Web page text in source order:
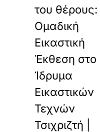
του θέρους:
Ομαδική
Εικαστική
Έκθεση στο
Ίδρυμα
Εικαστικών
Τεχνών
Τσιχριζτή |